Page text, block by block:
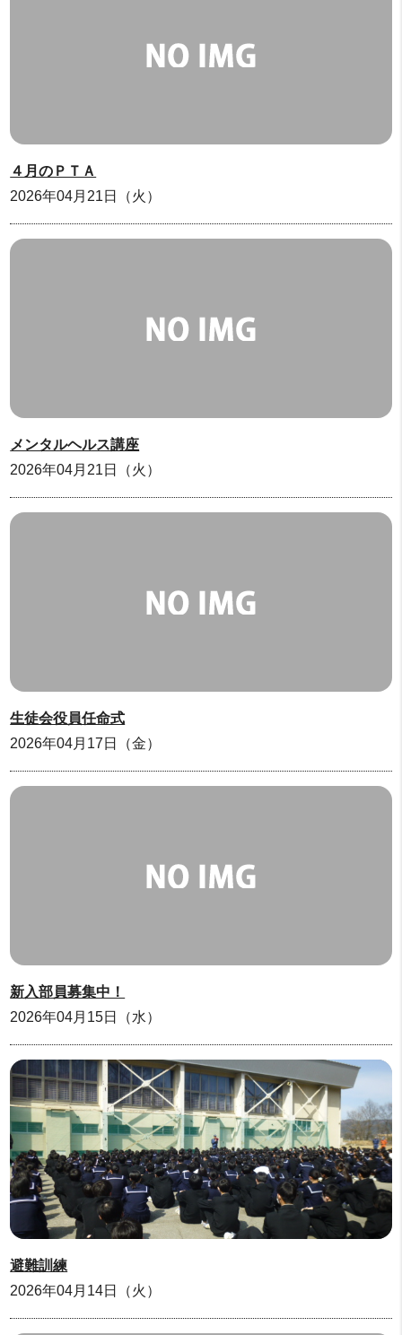
４月のＰＴＡ
2026年04月21日（火）
メンタルヘルス講座
2026年04月21日（火）
生徒会役員任命式
2026年04月17日（金）
新入部員募集中！
2026年04月15日（水）
避難訓練
2026年04月14日（火）